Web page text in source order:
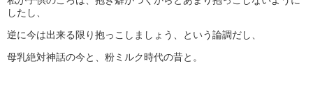
したし、
逆に今は出来る限り抱っこしましょう、という論調だし、
母乳絶対神話の今と、粉ミルク時代の昔と。